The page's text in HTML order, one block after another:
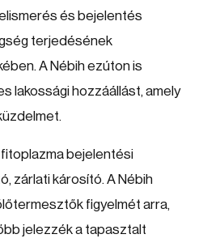
és bejelentés
terjedésének
A Nébih ezúton is
lakossági hozzáállást, amely
bejelentési
zárlati károsító. A Nébih
figyelmét arra,
jelezzék a tapasztalt